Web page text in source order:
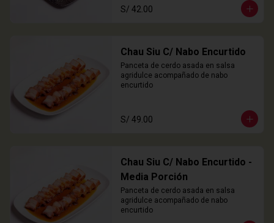
S/ 42.00
Chau Siu C/ Nabo Encurtido
Panceta de cerdo asada en salsa
agridulce acompañado de nabo
encurtido
S/ 49.00
Chau Siu C/ Nabo Encurtido -
Media Porción
Panceta de cerdo asada en salsa
agridulce acompañado de nabo
encurtido